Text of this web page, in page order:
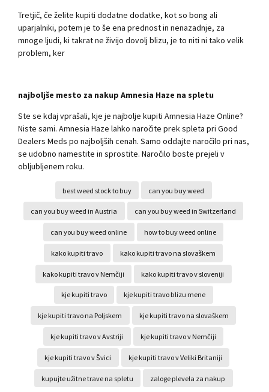
Tretjič, če želite kupiti dodatne dodatke, kot so bong ali
uparjalniki, potem je to še ena prednost in nenazadnje, za
mnoge ljudi, ki takrat ne živijo dovolj blizu, je to niti ni tako velik
problem, ker
najboljše mesto za nakup Amnesia Haze na spletu
Ste se kdaj vprašali, kje je najbolje kupiti Amnesia Haze Online?
Niste sami. Amnesia Haze lahko naročite prek spleta pri Good
Dealers Meds po najboljših cenah. Samo oddajte naročilo pri nas,
se udobno namestite in sprostite. Naročilo boste prejeli v
obljubljenem roku.
best weed stock to buy can you buy weed
can you buy weed in Austria can you buy weed in Switzerland
can you buy weed online how to buy weed online
kako kupiti travo kako kupiti travo na slovaškem
kako kupiti travo v Nemčiji kako kupiti travo v sloveniji
kje kupiti travo kje kupiti travo blizu mene
kje kupiti travo na Poljskem kje kupiti travo na slovaškem
kje kupiti travo v Avstriji kje kupiti travo v Nemčiji
kje kupiti travo v Švici kje kupiti travo v Veliki Britaniji
kupujte užitne trave na spletu zaloge plevela za nakup